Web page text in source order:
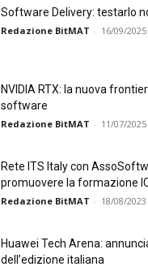
Software Delivery: testarlo
Redazione BitMAT - 16/09/2025
NVIDIA RTX: la nuova
software
Redazione BitMAT - 11/07/2025
Rete ITS Italy con
promuovere la formazione
Redazione BitMAT - 18/08/2023
Huawei Tech Arena:
dell’edizione italiana